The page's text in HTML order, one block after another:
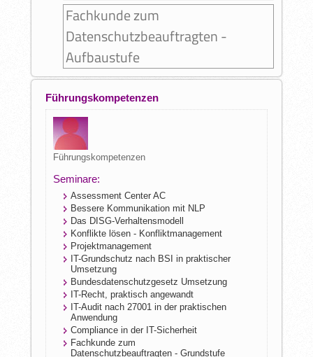
Fachkunde zum
Datenschutzbeauftragten -
Aufbaustufe
Führungskompetenzen
Führungskompetenzen
Seminare:
Assessment Center AC
Bessere Kommunikation mit NLP
Das DISG-Verhaltensmodell
Konflikte lösen - Konfliktmanagement
Projektmanagement
IT-Grundschutz nach BSI in praktischer
Umsetzung
Bundesdatenschutzgesetz Umsetzung
IT-Recht, praktisch angewandt
IT-Audit nach 27001 in der praktischen
Anwendung
Compliance in der IT-Sicherheit
Fachkunde zum
Datenschutzbeauftragten - Grundstufe